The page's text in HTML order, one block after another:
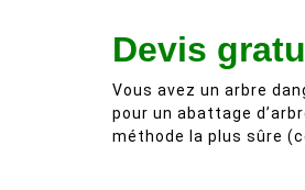
Devis
Vous avez un arbre
pour un abattage
méthode la plus sûre